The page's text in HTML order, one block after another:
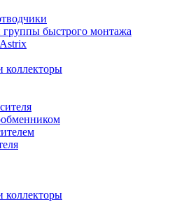
группы быстрого монтажа
коллекторы
коллекторы